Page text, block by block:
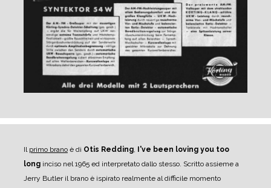
Il primo brano è di Otis Redding,
I've been loving you too
long inciso nel 1965 ed interpretato dallo stesso. Scritto assieme a
Jerry Butler il brano è ispirato realmente al difficile momento